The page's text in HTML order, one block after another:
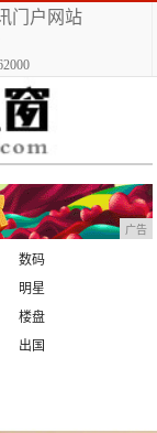
门户网站
广告
数码
明星
楼盘
出国